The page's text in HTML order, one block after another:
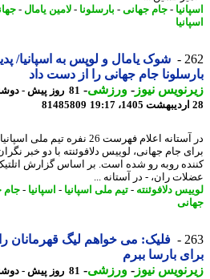
-جام جهانی-بارسلونا-لامین یامال-جهانی-
شوک یامال و لوپس به اسپانیا/ پدیده
جام جهانی را از دست داد
نیوز-ورزشی-
81 روز پیش - دوشنبه
81485809
در آستانه اعلام فهرست 26 نفره تیم ملی اسپانیا
جام جهانی، لوییس دلافوئنته با دو خبر نگران
روبه رو شده است. بر اساس گزارش اتلتیک،
ران، - در آستانه ...
دلافوئنته-تیم ملی اسپانیا-اسپانیا-جام
فلیک: می خواهم لیگ قهرمانان را
بارسا ببرم
نیوز-ورزشی-
81 روز پیش - دوشنبه